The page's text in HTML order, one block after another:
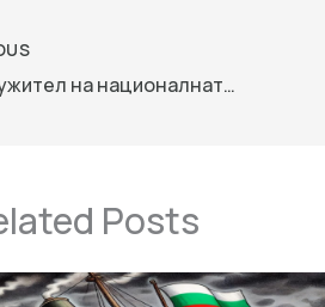
Бивш служител на националната отбрана е изключен от партията за сериозни нарушения
Posts